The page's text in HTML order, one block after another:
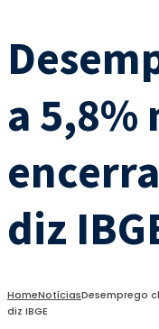
a
diz
HomeNotíciasDesemprego
diz IBGE